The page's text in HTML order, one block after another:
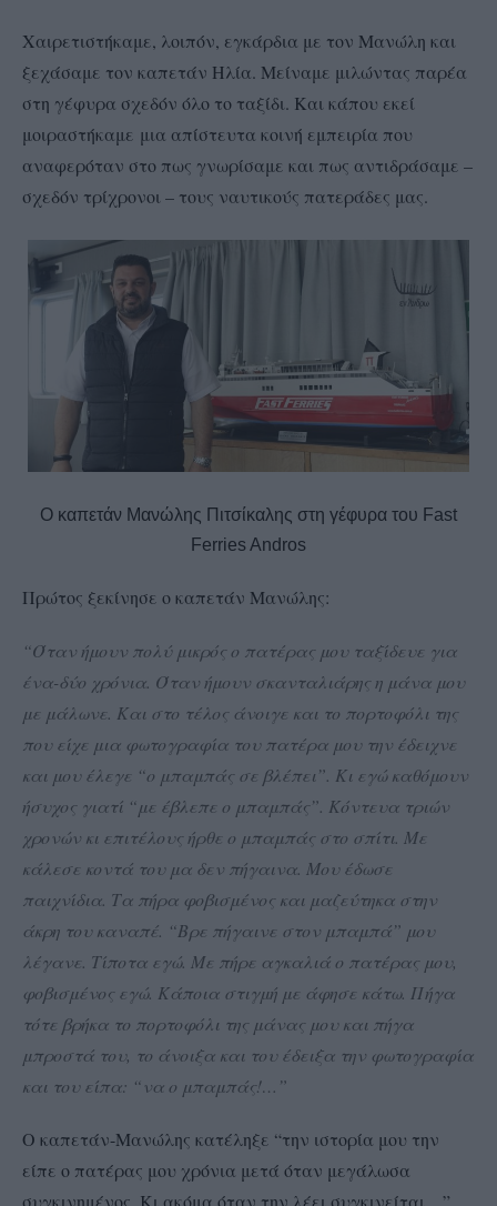
Χαιρετιστήκαμε, λοιπόν, εγκάρδια με τον Μανώλη και
ξεχάσαμε τον καπετάν Ηλία. Μείναμε μιλώντας παρέα
στη γέφυρα σχεδόν όλο το ταξίδι. Και κάπου εκεί
μοιραστήκαμε μια απίστευτα κοινή εμπειρία που
αναφερόταν στο πως γνωρίσαμε και πως αντιδράσαμε –
σχεδόν τρίχρονοι – τους ναυτικούς πατεράδες μας.
Ο καπετάν Μανώλης Πιτσίκαλης στη γέφυρα του Fast
Ferries Andros
Πρώτος ξεκίνησε ο καπετάν Μανώλης:
“Όταν ήμουν πολύ μικρός ο πατέρας μου ταξίδευε για
ένα-δύο χρόνια. Όταν ήμουν σκανταλιάρης η μάνα μου
με μάλωνε. Και στο τέλος άνοιγε και το πορτοφόλι της
που είχε μια φωτογραφία του πατέρα μου την έδειχνε
και μου έλεγε “ο μπαμπάς σε βλέπει”. Κι εγώ καθόμουν
ήσυχος γιατί “με έβλεπε ο μπαμπάς”. Κόντευα τριών
χρονών κι επιτέλους ήρθε ο μπαμπάς στο σπίτι. Με
κάλεσε κοντά του μα δεν πήγαινα. Μου έδωσε
παιχνίδια. Τα πήρα φοβισμένος και μαζεύτηκα στην
άκρη του καναπέ. “Βρε πήγαινε στον μπαμπά” μου
λέγανε. Τίποτα εγώ. Με πήρε αγκαλιά ο πατέρας μου,
φοβισμένος εγώ. Κάποια στιγμή με άφησε κάτω. Πήγα
τότε βρήκα το πορτοφόλι της μάνας μου και πήγα
μπροστά του, το άνοιξα και του έδειξα την φωτογραφία
και του είπα: “να ο μπαμπάς!…”
Ο καπετάν-Μανώλης κατέληξε “την ιστορία μου την
είπε ο πατέρας μου χρόνια μετά όταν μεγάλωσα
συγκινημένος. Κι ακόμα όταν την λέει συγκινείται…”